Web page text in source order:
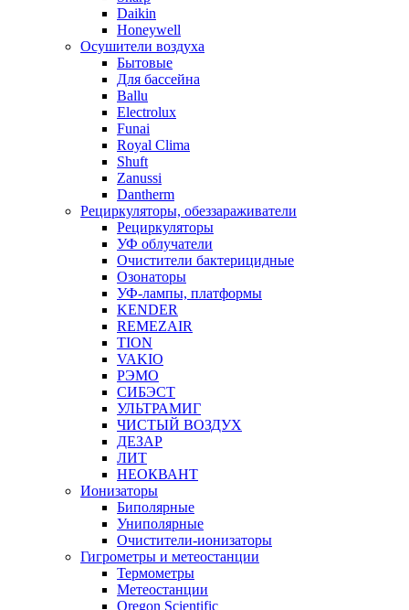
Daikin
Honeywell
Осушители воздуха
Бытовые
Для бассейна
Ballu
Electrolux
Funai
Royal Clima
Shuft
Zanussi
Dantherm
Рециркуляторы, обеззараживатели
Рециркуляторы
УФ облучатели
Очистители бактерицидные
Озонаторы
УФ-лампы, платформы
KENDER
REMEZAIR
TION
VAKIO
РЭМО
СИБЭСТ
УЛЬТРАМИГ
ЧИСТЫЙ ВОЗДУХ
ДЕЗАР
ЛИТ
НЕОКВАНТ
Ионизаторы
Биполярные
Униполярные
Очистители-ионизаторы
Гигрометры и метеостанции
Термометры
Метеостанции
Oregon Scientific